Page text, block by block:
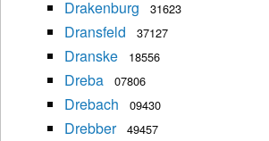
Drakenburg 31623
Dransfeld 37127
Dranske 18556
Dreba 07806
Drebach 09430
Drebber 49457